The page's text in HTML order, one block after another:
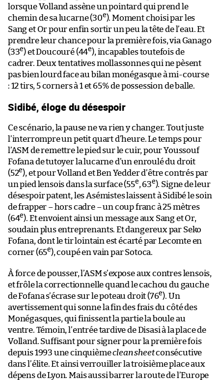
lorsque Volland assène un pointard qui prend le
chemin de sa lucarne (30e). Moment choisi par les
Sang et Or pour enfin sortir un peu la tête de l’eau. Et
prendre leur chance pour la première fois, via Ganago
(33e) et Doucouré (44e), incapables toutefois de
cadrer. Deux tentatives mollassonnes qui ne pèsent
pas bien lourd face au bilan monégasque à mi-course
: 12 tirs, 5 corners à 1 et 65% de possession de balle.
Sidibé, éloge du désespoir
Ce scénario, la pause ne va rien y changer. Tout juste
l’interrompre un petit quart d’heure. Le temps pour
l’ASM de remettre le pied sur le cuir, pour Youssouf
Fofana de tutoyer la lucarne d’un enroulé du droit
(52e), et pour Volland et Ben Yedder d’être contrés par
un pied lensois dans la surface (55e, 63e). Signe de leur
désespoir patent, les Asémistes laissent à Sidibé le soin
de frapper – hors cadre – un coup franc à 25 mètres
(64e). Et envoient ainsi un message aux Sang et Or,
soudain plus entreprenants. Et dangereux par Seko
Fofana, dont le tir lointain est écarté par Lecomte en
corner (65e), coupé en vain par Sotoca.
À force de pousser, l’ASM s’expose aux contres lensois,
et frôle la correctionnelle quand le cachou du gauche
de Fofana s’écrase sur le poteau droit (76e). Un
avertissement qui sonne la fin des frais du côté des
Monégasques, qui finissent la partie la boule au
ventre. Témoin, l’entrée tardive de Disasi à la place de
Volland. Suffisant pour signer pour la première fois
depuis 1993 une cinquièmeclean sheetconsécutive
dans l’élite. Et ainsi verrouiller la troisième place aux
dépens de Lyon. Mais aussi barrer la route de l’Europe